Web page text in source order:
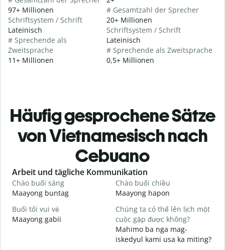
97+ Millionen
Schriftsystem / Schrift
Lateinisch
# Sprechende als
Zweitsprache
11+ Millionen
# Gesamtzahl der Sprecher
20+ Millionen
Schriftsystem / Schrift
Lateinisch
# Sprechende als Zweitsprache
0,5+ Millionen
Häufig gesprochene Sätze
von Vietnamesisch nach
Cebuano
Slide 1 of 6
Arbeit und tägliche Kommunikation
Chào buổi sáng
Maayong buntag
Chào buổi chiều
Maayong hapon
Buổi tối vui vẻ
Maayong gabii
Chúng ta có thể lên lịch một
cuộc gặp được không?
Mahimo ba nga mag-
iskedyul kami usa ka miting?